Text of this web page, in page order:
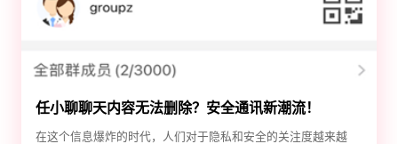
任小聊聊天内容无法删除？安全通讯新潮流！
在这个信息爆炸的时代，人们对于隐私和安全的关注度越来越